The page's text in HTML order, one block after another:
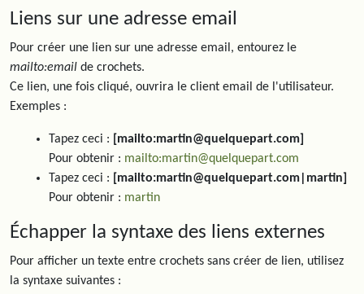
Liens sur une adresse email
Pour créer une lien sur une adresse email, entourez le
mailto:email de crochets.
Ce lien, une fois cliqué, ouvrira le client email de l'utilisateur.
Exemples :
Tapez ceci :
[mailto:martin@quelquepart.com]
Pour obtenir : mailto:martin@quelquepart.com
Tapez ceci :
[mailto:martin@quelquepart.com|martin]
Pour obtenir : martin
Échapper la syntaxe des liens externes
Pour afficher un texte entre crochets sans créer de lien, utilisez
la syntaxe suivantes :